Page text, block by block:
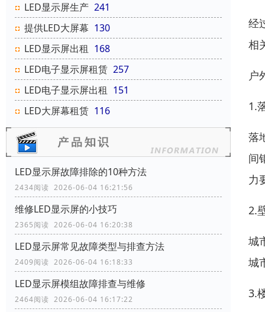
LED显示屏生产 241
提供LED大屏幕 130
LED显示屏出租 168
LED电子显示屏租赁 257
LED电子显示屏出租 151
LED大屏幕租赁 116
LED显示屏故障排除的10种方法
2434阅读 2026-06-04 16:21:56
维修LED显示屏的小技巧
2365阅读 2026-06-04 16:20:38
LED显示屏常见故障类型与排查方法
2409阅读 2026-06-04 16:18:33
LED显示屏模组故障排查与维修
2464阅读 2026-06-04 16:17:22
经
相
户
1.
落
间
力
2.
城
城
3.